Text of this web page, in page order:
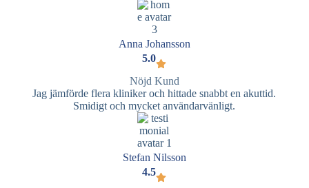
Anna Johansson
5.0
Nöjd Kund
Jag jämförde flera kliniker och hittade snabbt en akuttid.
Smidigt och mycket användarvänligt.
Stefan Nilsson
4.5